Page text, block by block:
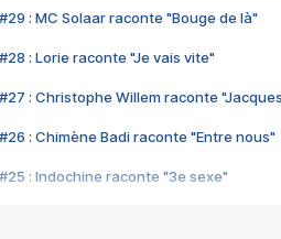
#29 : MC Solaar raconte "Bouge de là"
#28 : Lorie raconte "Je vais vite"
#27 : Christophe Willem raconte
#26 : Chimène Badi raconte "Entre nous"
#25 : Indochine raconte "3e sexe"